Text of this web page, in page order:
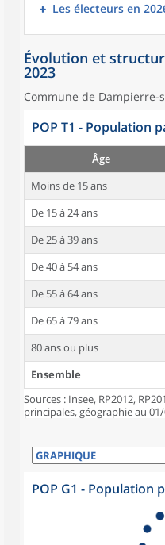
Les électeurs en
Évolution et
2023
Commune de Dampierre-
POP T1 - Population
Âge
Moins de 15 ans
De 15 à 24 ans
De 25 à 39 ans
De 40 à 54 ans
De 55 à 64 ans
De 65 à 79 ans
80 ans ou plus
Ensemble
Sources : Insee, RP2012,
principales, géographie au
POP G1 - Population